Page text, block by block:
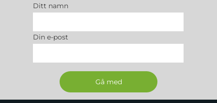
Ditt namn
Din e-post